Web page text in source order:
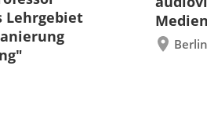
Lehrgebiet
Berlin